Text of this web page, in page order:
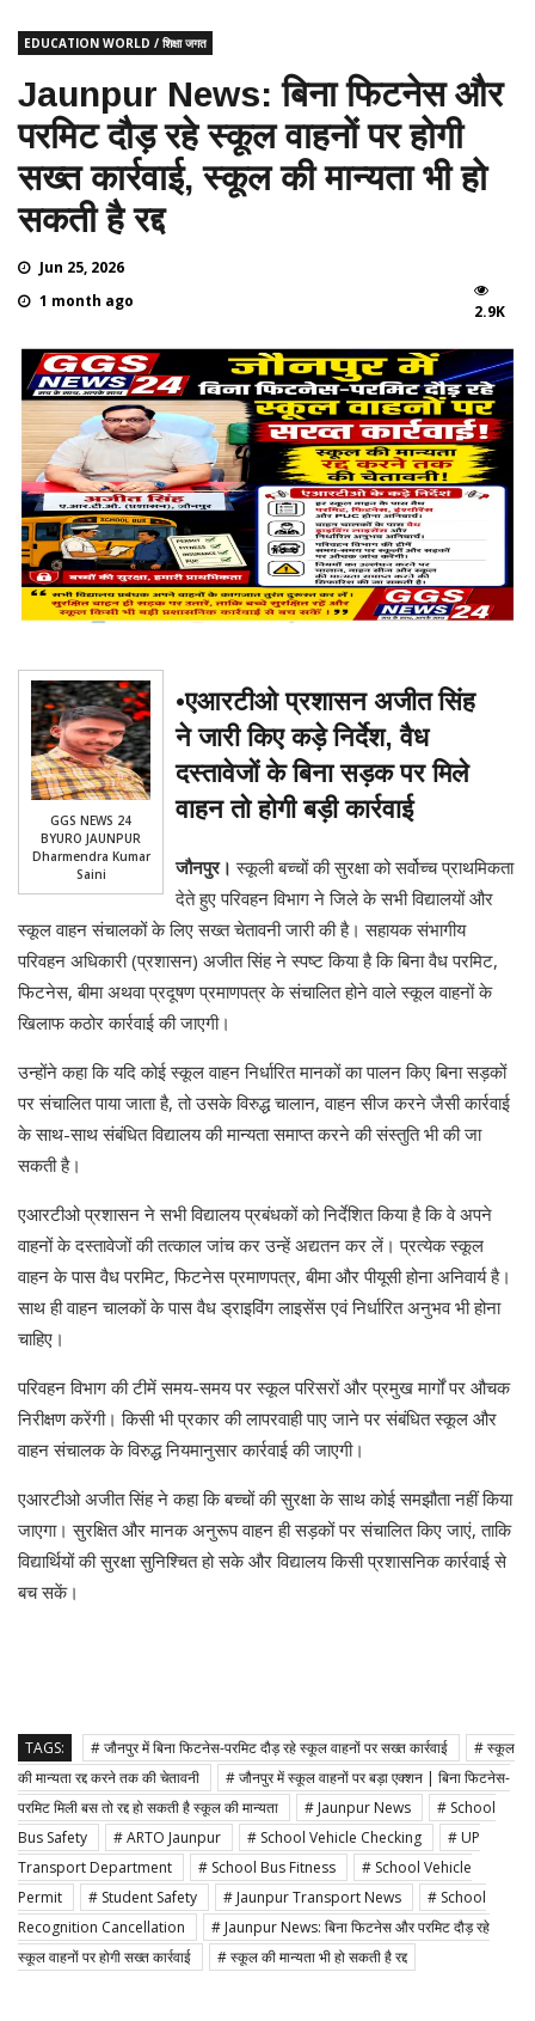
EDUCATION WORLD / शिक्षा जगत
Jaunpur News: बिना फिटनेस और
परमिट दौड़ रहे स्कूल वाहनों पर होगी
सख्त कार्रवाई, स्कूल की मान्यता भी हो
सकती है रद्द
Jun 25, 2026
1 month ago
2.9K
GGS NEWS 24
BYURO JAUNPUR
Dharmendra Kumar
Saini
•एआरटीओ प्रशासन अजीत सिंह
ने जारी किए कड़े निर्देश, वैध
दस्तावेजों के बिना सड़क पर मिले
वाहन तो होगी बड़ी कार्रवाई
जौनपुर। स्कूली बच्चों की सुरक्षा को सर्वोच्च प्राथमिकता
देते हुए परिवहन विभाग ने जिले के सभी विद्यालयों और
स्कूल वाहन संचालकों के लिए सख्त चेतावनी जारी की है। सहायक संभागीय
परिवहन अधिकारी (प्रशासन) अजीत सिंह ने स्पष्ट किया है कि बिना वैध परमिट,
फिटनेस, बीमा अथवा प्रदूषण प्रमाणपत्र के संचालित होने वाले स्कूल वाहनों के
खिलाफ कठोर कार्रवाई की जाएगी।
उन्होंने कहा कि यदि कोई स्कूल वाहन निर्धारित मानकों का पालन किए बिना सड़कों
पर संचालित पाया जाता है, तो उसके विरुद्ध चालान, वाहन सीज करने जैसी कार्रवाई
के साथ-साथ संबंधित विद्यालय की मान्यता समाप्त करने की संस्तुति भी की जा
सकती है।
एआरटीओ प्रशासन ने सभी विद्यालय प्रबंधकों को निर्देशित किया है कि वे अपने
वाहनों के दस्तावेजों की तत्काल जांच कर उन्हें अद्यतन कर लें। प्रत्येक स्कूल
वाहन के पास वैध परमिट, फिटनेस प्रमाणपत्र, बीमा और पीयूसी होना अनिवार्य है।
साथ ही वाहन चालकों के पास वैध ड्राइविंग लाइसेंस एवं निर्धारित अनुभव भी होना
चाहिए।
परिवहन विभाग की टीमें समय-समय पर स्कूल परिसरों और प्रमुख मार्गों पर औचक
निरीक्षण करेंगी। किसी भी प्रकार की लापरवाही पाए जाने पर संबंधित स्कूल और
वाहन संचालक के विरुद्ध नियमानुसार कार्रवाई की जाएगी।
एआरटीओ अजीत सिंह ने कहा कि बच्चों की सुरक्षा के साथ कोई समझौता नहीं किया
जाएगा। सुरक्षित और मानक अनुरूप वाहन ही सड़कों पर संचालित किए जाएं, ताकि
विद्यार्थियों की सुरक्षा सुनिश्चित हो सके और विद्यालय किसी प्रशासनिक कार्रवाई से
बच सकें।
TAGS: # जौनपुर में बिना फिटनेस-परमिट दौड़ रहे स्कूल वाहनों पर सख्त कार्रवाई
# स्कूल
की मान्यता रद्द करने तक की चेतावनी
# जौनपुर में स्कूल वाहनों पर बड़ा एक्शन | बिना फिटनेस-
परमिट मिली बस तो रद्द हो सकती है स्कूल की मान्यता
# Jaunpur News
# School
Bus Safety
# ARTO Jaunpur # School Vehicle Checking
# UP
Transport Department
# School Bus Fitness
# School Vehicle
Permit
# Student Safety # Jaunpur Transport News
# School
Recognition Cancellation
# Jaunpur News: बिना फिटनेस और परमिट दौड़ रहे
स्कूल वाहनों पर होगी सख्त कार्रवाई
# स्कूल की मान्यता भी हो सकती है रद्द